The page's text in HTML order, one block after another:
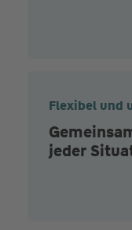
Flexibel und
jeder